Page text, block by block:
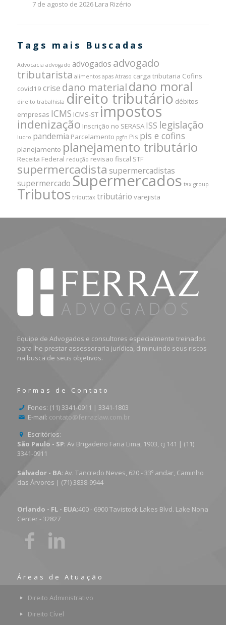
7 de agosto de 2026 Lara Rizério
Tags mais Buscadas
Advocacia advogado advogados advogado
tributarista alimentos apas Atraso carga tributaria Cofins
covid19 crise dano materialdano moral
direito trabalhista direito tributário débitos
empresas ICMS ICMS-ST impostos
indenização Inscrição no SERASA ISS legislação
lucro pandemia Parcelamento pgfn Pis pis e cofins
planejamento planejamento tributário
Receita Federal redução revisao fiscal STF
supermercadista supermercadistas
supermercado Supermercados tax group
Tributos tributtax tributário varejista
Equipe de Advogados e consultores especialmente treinados
para lhe prestar assessoraria jurídica, diminuindo seus riscos
na busca de seus objetivos.
Formas de Contato
Fones: (11) 3341-0911 | 3341-1803
E-mail: contato@ferrazlaw.com.br
Escritórios:
São Paulo - SP: Av Brigadeiro Faria Lima, 1903, cj 141 | (11)
3341-0911
Salvador - BA: Av. Tancredo Neves, 620 - 33º andar, Caminho
das Árvores | (71) 3838-9944
Orlando - FL - EUA:400 - 6900 Tavistock Lakes Blvd. Lake Nona
Center - 32827
Áreas de Atuação
Direito Administrativo
Direito Cível